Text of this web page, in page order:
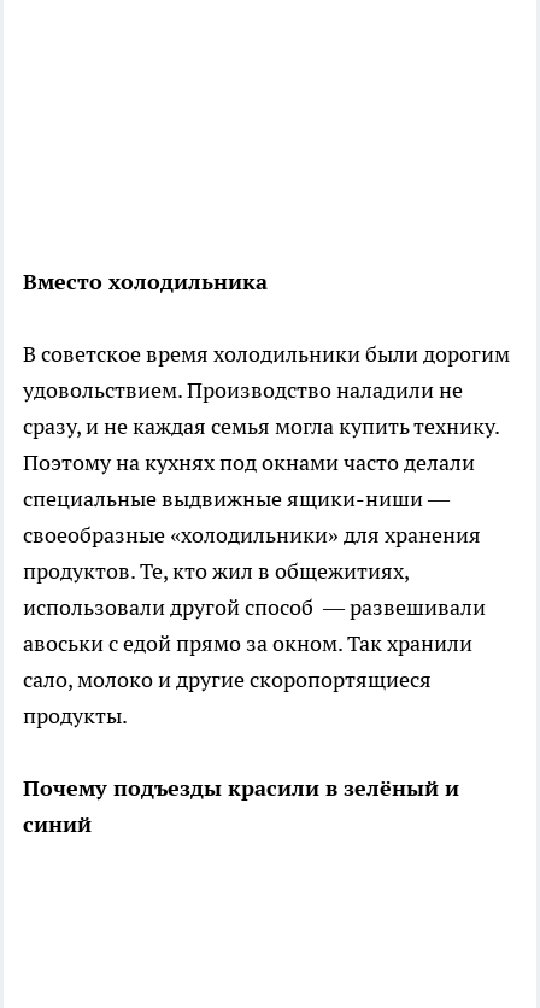
Вместо холодильника
В советское время холодильники были дорогим
удовольствием. Производство наладили не
сразу, и не каждая семья могла купить технику.
Поэтому на кухнях под окнами часто делали
специальные выдвижные ящики-ниши —
своеобразные «холодильники» для хранения
продуктов. Те, кто жил в общежитиях,
использовали другой способ — развешивали
авоськи с едой прямо за окном. Так хранили
сало, молоко и другие скоропортящиеся
продукты.
Почему подъезды красили в зелёный и
синий